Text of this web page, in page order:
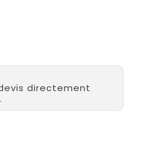
directement